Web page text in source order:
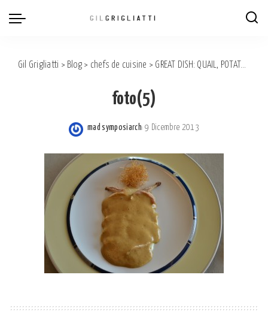
Gil Grigliatti > Blog > chefs de cuisine > GREAT DISH: QUAIL, POTATO AND FOIE GRAS SAUCE. Rest. MASSIMO CAMIA – BAROLO
foto(5)
Posted
mad symposiarch 9 Dicembre 2013